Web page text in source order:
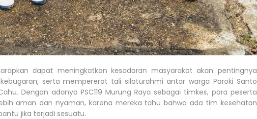
dapat meningkatkan kesadaran masyarakat akan pentingnya
serta mempererat tali silaturahmi antar warga Paroki Santo
Dengan adanya PSC119 Murung Raya sebagai timkes, para peserta
aman dan nyaman, karena mereka tahu bahwa ada tim kesehatan
jika terjadi sesuatu.